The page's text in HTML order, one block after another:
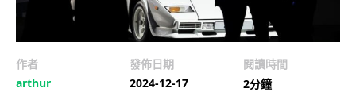
作者
arthur
發佈日期
2024-12-17
閱讀時間
2分鐘